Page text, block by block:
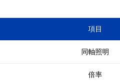
項目
同軸照明
倍率